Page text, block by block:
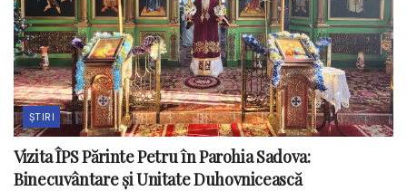
ȘTIRI
Vizita ÎPS Părinte Petru în Parohia Sadova:
Binecuvântare și Unitate Duhovnicească